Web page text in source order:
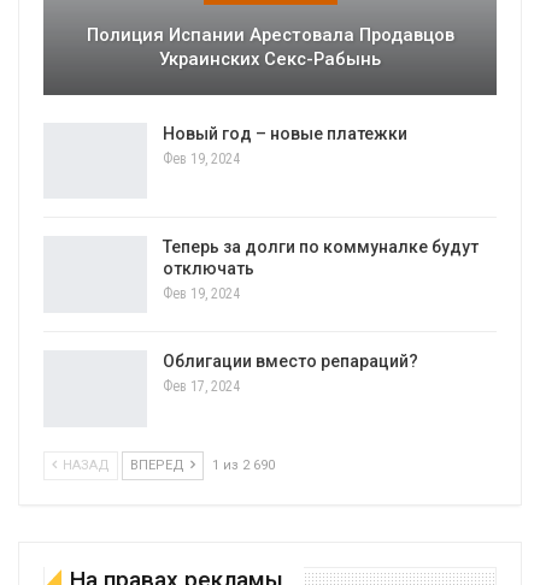
Полиция Испании Арестовала Продавцов
Украинских Секс-Рабынь
Новый год – новые платежки
Фев 19, 2024
Теперь за долги по коммуналке будут
отключать
Фев 19, 2024
Облигации вместо репараций?
Фев 17, 2024
НАЗАД ВПЕРЕД 1 из 2 690
На правах рекламы